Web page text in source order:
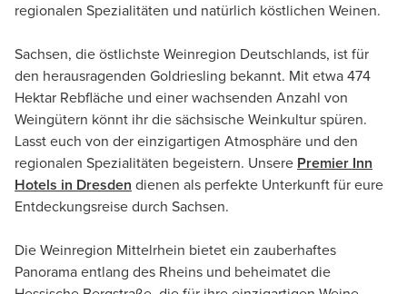
regionalen Spezialitäten und natürlich köstlichen Weinen.
Sachsen, die östlichste Weinregion Deutschlands, ist für
den herausragenden Goldriesling bekannt. Mit etwa 474
Hektar Rebfläche und einer wachsenden Anzahl von
Weingütern könnt ihr die sächsische Weinkultur spüren.
Lasst euch von der einzigartigen Atmosphäre und den
regionalen Spezialitäten begeistern. Unsere Premier Inn
Hotels in Dresden dienen als perfekte Unterkunft für eure
Entdeckungsreise durch Sachsen.
Die Weinregion Mittelrhein bietet ein zauberhaftes
Panorama entlang des Rheins und beheimatet die